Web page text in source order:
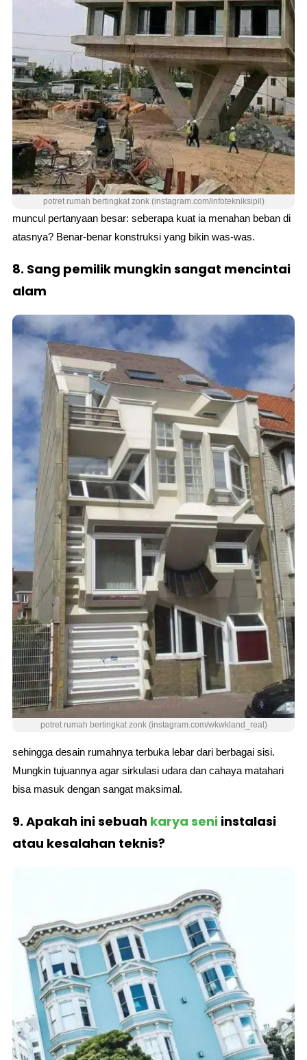
potret rumah bertingkat zonk (instagram.com/infotekniksipil)
muncul pertanyaan besar: seberapa kuat ia menahan beban di
atasnya? Benar-benar konstruksi yang bikin was-was.
8. Sang pemilik mungkin sangat mencintai
alam
potret rumah bertingkat zonk (instagram.com/wkwkland_real)
sehingga desain rumahnya terbuka lebar dari berbagai sisi.
Mungkin tujuannya agar sirkulasi udara dan cahaya matahari
bisa masuk dengan sangat maksimal.
9. Apakah ini sebuah karya seni instalasi
atau kesalahan teknis?